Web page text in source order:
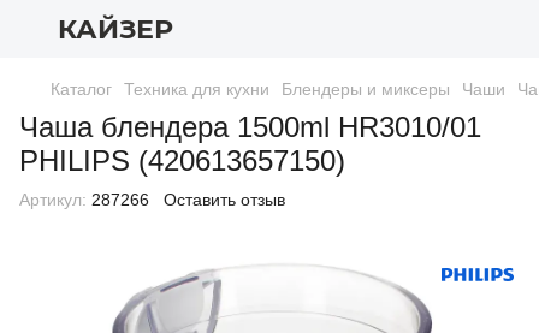
КАЙЗЕР
Каталог Техника для кухни Блендеры и миксеры Чаши
Чаша блендера 1500ml HR3010/01
PHILIPS (420613657150)
Артикул: 287266 Оставить отзыв